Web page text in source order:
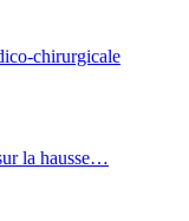
chirurgicale
la hausse…